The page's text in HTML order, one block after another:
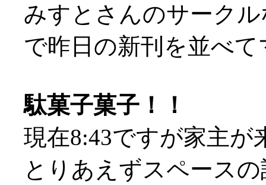
みすとさんのサーク
で昨日の新刊を並べ
駄菓子菓子！！
現在8:43ですが家主が
とりあえずスペース